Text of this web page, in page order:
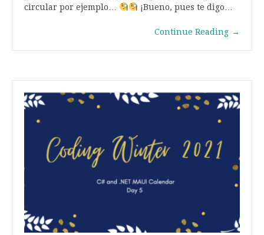
circular por ejemplo…
¡Bueno, pues te digo…
Continue Reading →